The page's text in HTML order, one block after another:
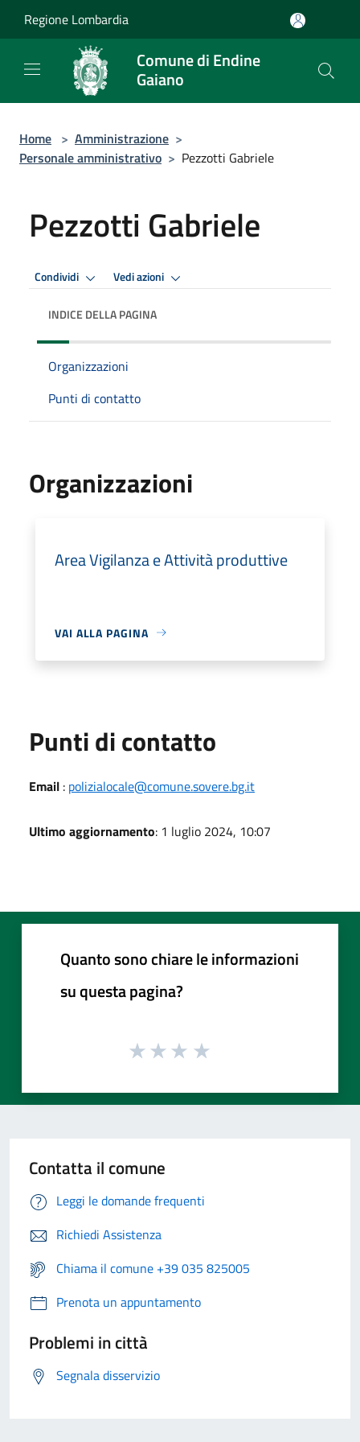
Regione Lombardia
Comune di Endine
Gaiano
Home > Amministrazione >
Personale amministrativo > Pezzotti Gabriele
Pezzotti Gabriele
Condividi Vedi azioni
INDICE DELLA PAGINA
Organizzazioni
Punti di contatto
Organizzazioni
Area Vigilanza e Attività produttive
VAI ALLA PAGINA
Punti di contatto
Email : polizialocale@comune.sovere.bg.it
Ultimo aggiornamento: 1 luglio 2024, 10:07
Quanto sono chiare le informazioni
su questa pagina?
Contatta il comune
Leggi le domande frequenti
Richiedi Assistenza
Chiama il comune +39 035 825005
Prenota un appuntamento
Problemi in città
Segnala disservizio